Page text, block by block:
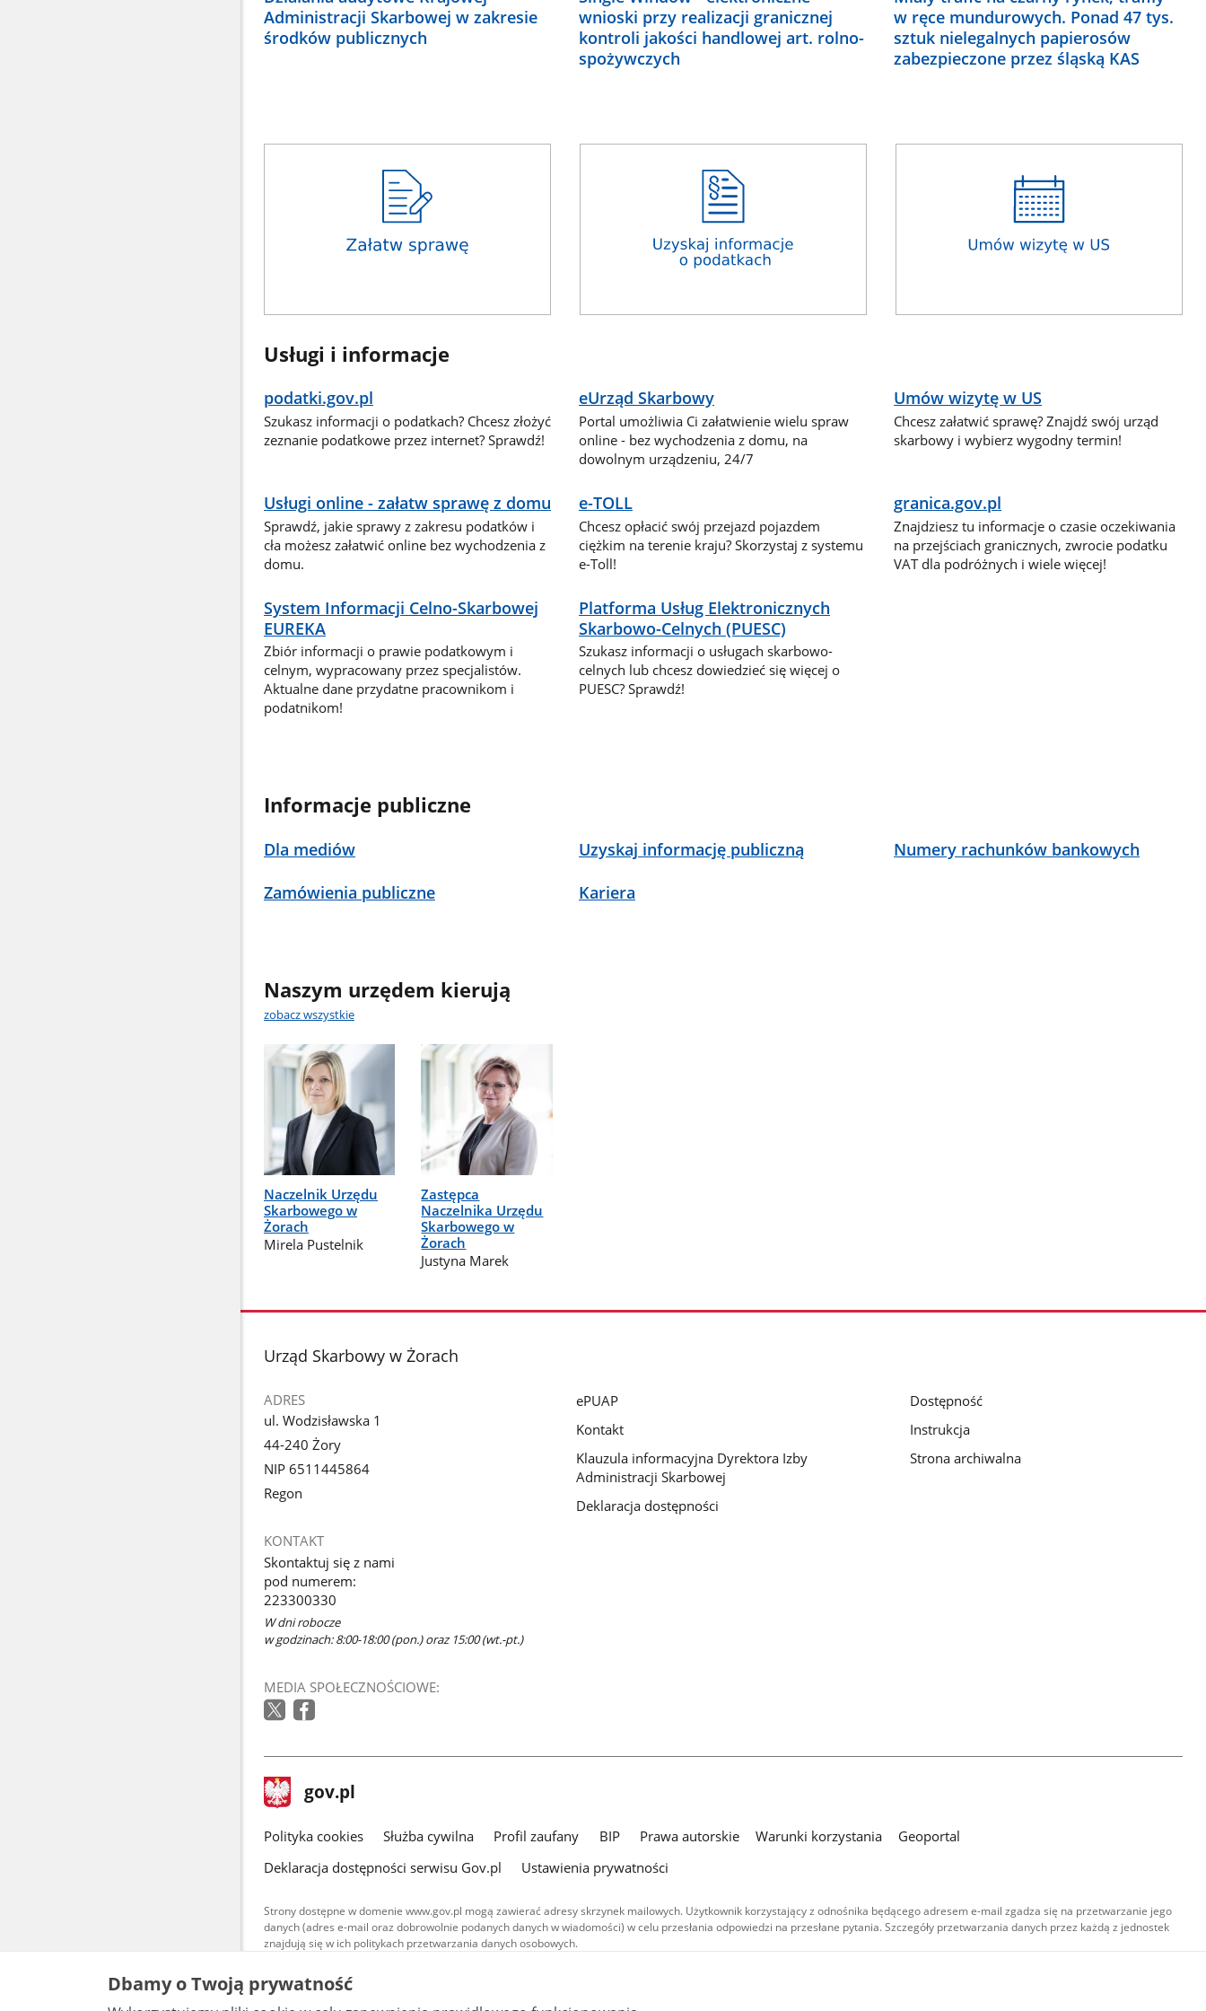
Administracji Skarbowej w zakresie
środków publicznych
wnioski przy realizacji granicznej
kontroli jakości handlowej art. rolno-
spożywczych
w ręce mundurowych. Ponad 47 tys.
sztuk nielegalnych papierosów
zabezpieczone przez śląską KAS
Usługi i informacje
podatki.gov.pl
Szukasz informacji o podatkach? Chcesz złożyć
zeznanie podatkowe przez internet? Sprawdź!
eUrząd Skarbowy
Portal umożliwia Ci załatwienie wielu spraw
online - bez wychodzenia z domu, na
dowolnym urządzeniu, 24/7
Umów wizytę w US
Chcesz załatwić sprawę? Znajdź swój urząd
skarbowy i wybierz wygodny termin!
Usługi online - załatw sprawę z domu
Sprawdź, jakie sprawy z zakresu podatków i
cła możesz załatwić online bez wychodzenia z
domu.
e-TOLL
Chcesz opłacić swój przejazd pojazdem
ciężkim na terenie kraju? Skorzystaj z systemu
e-Toll!
granica.gov.pl
Znajdziesz tu informacje o czasie oczekiwania
na przejściach granicznych, zwrocie podatku
VAT dla podróżnych i wiele więcej!
System Informacji Celno-Skarbowej
EUREKA
Zbiór informacji o prawie podatkowym i
celnym, wypracowany przez specjalistów.
Aktualne dane przydatne pracownikom i
podatnikom!
Platforma Usług Elektronicznych
Skarbowo-Celnych (PUESC)
Szukasz informacji o usługach skarbowo-
celnych lub chcesz dowiedzieć się więcej o
PUESC? Sprawdź!
Informacje publiczne
Dla mediów Uzyskaj informację publiczną Numery rachunków bankowych
Zamówienia publiczne Kariera
Naszym urzędem kierują
zobacz wszystkie
Naczelnik Urzędu
Skarbowego w
Żorach
Mirela Pustelnik
Zastępca
Naczelnika Urzędu
Skarbowego w
Żorach
Justyna Marek
stopka
Urząd Skarbowy w Żorach
ADRES
ul. Wodzisławska 1
44-240 Żory
NIP 6511445864
Regon
KONTAKT
Skontaktuj się z nami
pod numerem:
223300330
W dni robocze
w godzinach: 8:00-18:00 (pon.) oraz 15:00 (wt.-pt.)
MEDIA SPOŁECZNOŚCIOWE:
ePUAP
Kontakt
Klauzula informacyjna Dyrektora Izby
Administracji Skarbowej
Deklaracja dostępności
Dostępność
Instrukcja
Strona archiwalna
stopka
gov.pl Strona
gov.pl
gov.pl
Polityka cookies Służba cywilna Profil zaufany BIP Prawa autorskie Warunki korzystania
Geoportal
Deklaracja dostępności serwisu Gov.pl
Ustawienia prywatności
Strony dostępne w domenie www.gov.pl mogą zawierać adresy skrzynek mailowych. Użytkownik korzystający z odnośnika będącego adresem e-mail zgadza się na przetwarzanie jego
danych (adres e-mail oraz dobrowolnie podanych danych w wiadomości) w celu przesłania odpowiedzi na przesłane pytania. Szczegóły przetwarzania danych przez każdą z jednostek
znajdują się w ich politykach przetwarzania danych osobowych.
Treści tekstowe publikowane w serwisie (z wyłączeniem treści audiowizualnych), są
udostępniane na licencji typu Creative Commons: uznanie autorstwa - na tych samych
warunkach 4.0 (CC BY-SA 4.0). Materiały audiowizualne, w tym zdjęcia, materiały audio i wideo,
Dbamy o Twoją prywatność